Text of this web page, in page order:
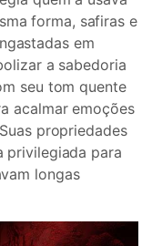
forma, safiras e
em
a sabedoria
seu tom quente
acalmar emoções
propriedades
privilegiada para
longas